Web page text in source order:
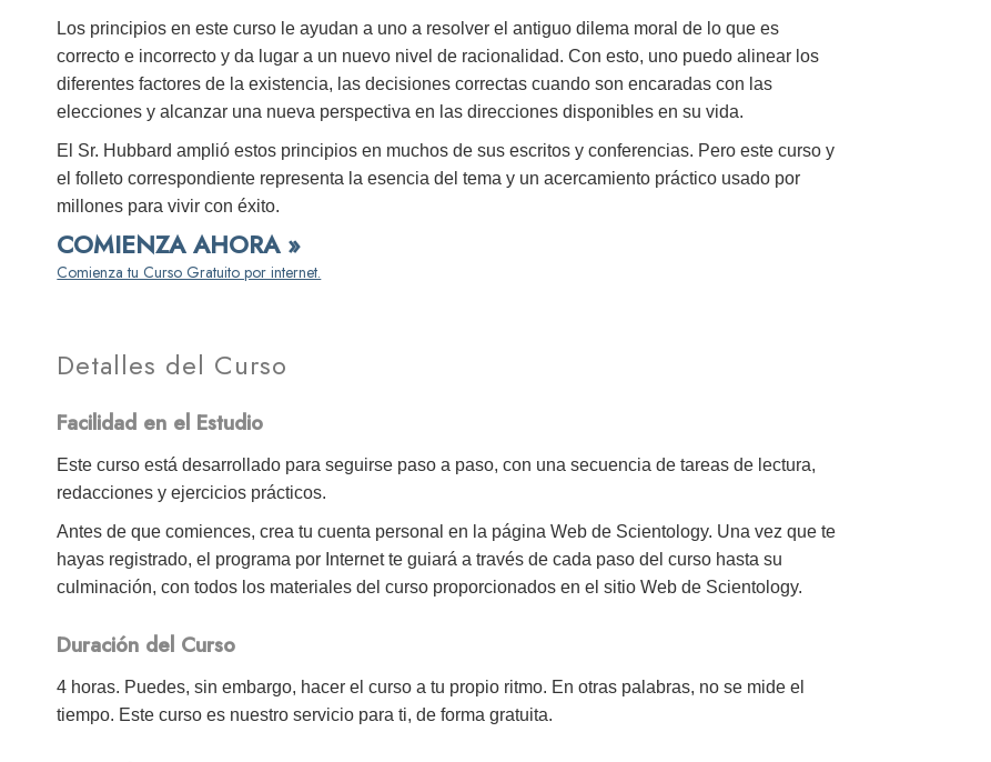
Los principios en este curso le ayudan a uno a resolver el antiguo dilema moral de lo que es
correcto e incorrecto y da lugar a un nuevo nivel de racionalidad. Con esto, uno puedo alinear los
diferentes factores de la existencia, las decisiones correctas cuando son encaradas con las
elecciones y alcanzar una nueva perspectiva en las direcciones disponibles en su vida.
El Sr. Hubbard amplió estos principios en muchos de sus escritos y conferencias. Pero este curso y
el folleto correspondiente representa la esencia del tema y un acercamiento práctico usado por
millones para vivir con éxito.
COMIENZA AHORA »
Comienza tu Curso Gratuito por internet.
Detalles del Curso
Facilidad en el Estudio
Este curso está desarrollado para seguirse paso a paso, con una secuencia de tareas de lectura,
redacciones y ejercicios prácticos.
Antes de que comiences, crea tu cuenta personal en la página Web de Scientology. Una vez que te
hayas registrado, el programa por Internet te guiará a través de cada paso del curso hasta su
culminación, con todos los materiales del curso proporcionados en el sitio Web de Scientology.
Duración del Curso
4 horas. Puedes, sin embargo, hacer el curso a tu propio ritmo. En otras palabras, no se mide el
tiempo. Este curso es nuestro servicio para ti, de forma gratuita.